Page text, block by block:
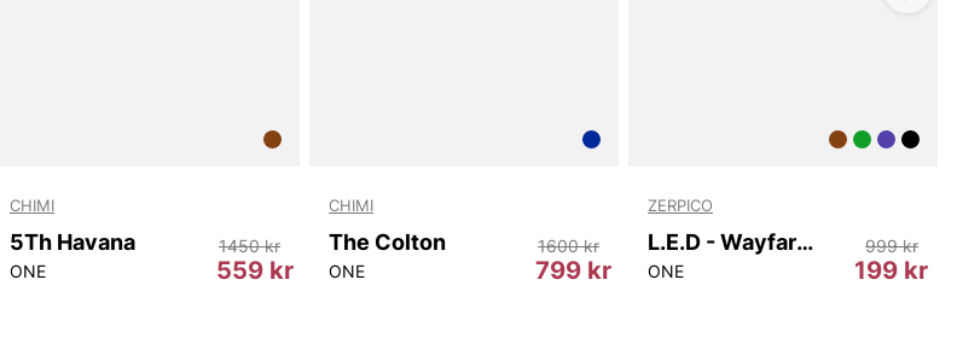
Investera i Black Gradient 04.2 glasögon från Chimi idag och upplev
kompromissa med miljön.
CHIMI
5Th Havana
ONE 559 kr
1450 kr
CHIMI
The Colton
ONE 799 kr
1600 kr
ZERPICO
L.E.D - Wayfarer
ONE 199 kr
999 kr